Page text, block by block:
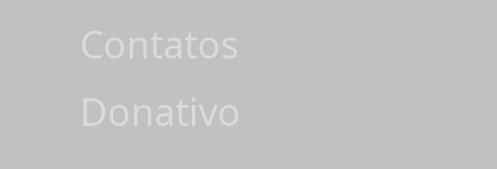
Contatos
Donativo